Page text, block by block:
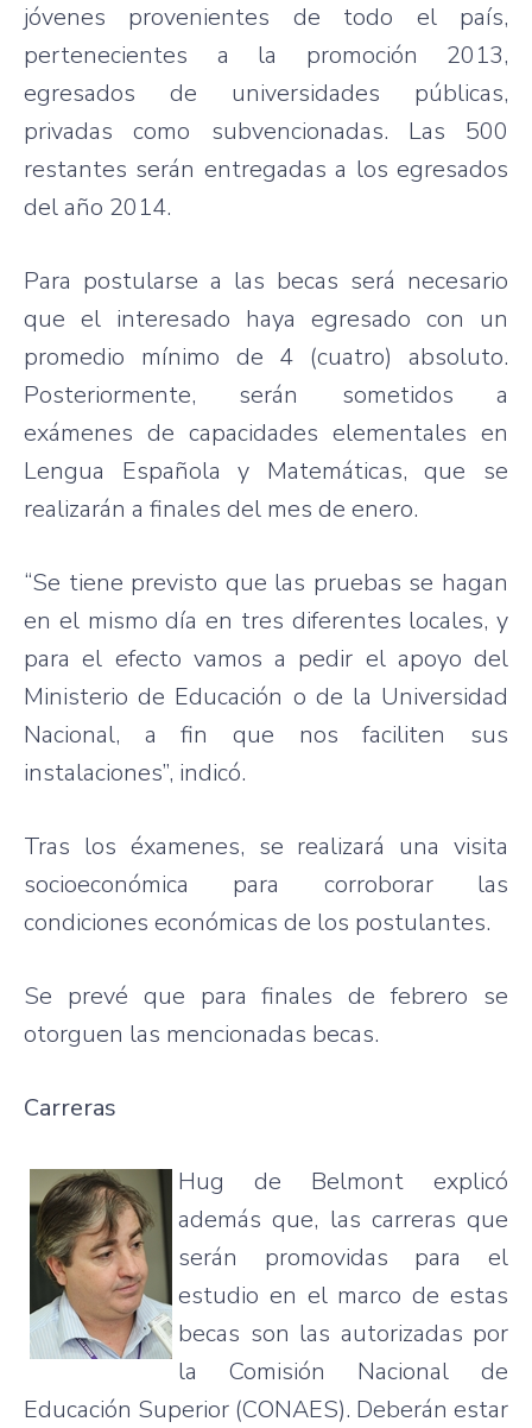
jóvenes provenientes de todo el país,
pertenecientes a la promoción 2013,
egresados de universidades públicas,
privadas como subvencionadas. Las 500
restantes serán entregadas a los egresados
del año 2014.
Para postularse a las becas será necesario
que el interesado haya egresado con un
promedio mínimo de 4 (cuatro) absoluto.
Posteriormente, serán sometidos a
exámenes de capacidades elementales en
Lengua Española y Matemáticas, que se
realizarán a finales del mes de enero.
“Se tiene previsto que las pruebas se hagan
en el mismo día en tres diferentes locales, y
para el efecto vamos a pedir el apoyo del
Ministerio de Educación o de la Universidad
Nacional, a fin que nos faciliten sus
instalaciones”, indicó.
Tras los éxamenes, se realizará una visita
socioeconómica para corroborar las
condiciones económicas de los postulantes.
Se prevé que para finales de febrero se
otorguen las mencionadas becas.
Carreras
Hug de Belmont explicó
además que, las carreras que
serán promovidas para el
estudio en el marco de estas
becas son las autorizadas por
la Comisión Nacional de
Educación Superior (CONAES). Deberán estar